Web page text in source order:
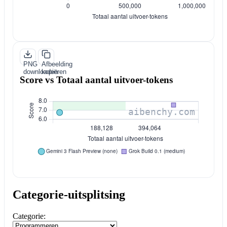
PNG
downloaden
Afbeelding
kopiëren
Score vs Totaal aantal uitvoer-tokens
Categorie-uitsplitsing
Categorie: